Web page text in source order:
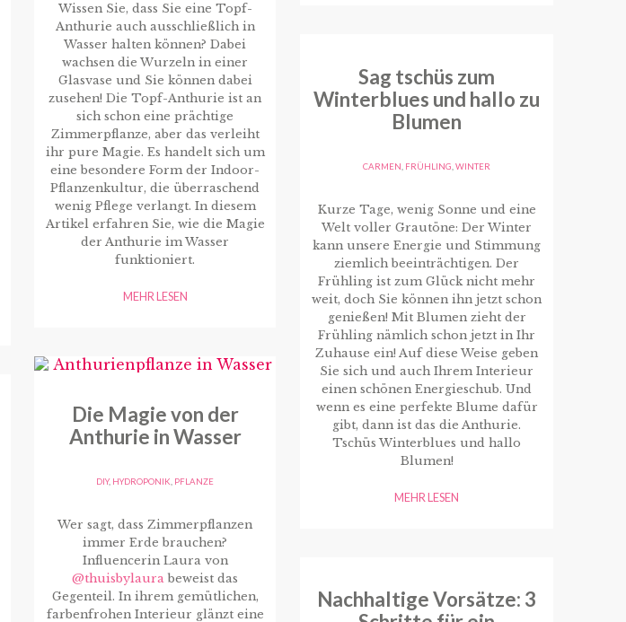
Wissen Sie, dass Sie eine Topf-
Anthurie auch ausschließlich in
Wasser halten können? Dabei
wachsen die Wurzeln in einer
Glasvase und Sie können dabei
zusehen! Die Topf-Anthurie ist an
sich schon eine prächtige
Zimmerpflanze, aber das verleiht
ihr pure Magie. Es handelt sich um
eine besondere Form der Indoor-
Pflanzenkultur, die überraschend
wenig Pflege verlangt. In diesem
Artikel erfahren Sie, wie die Magie
der Anthurie im Wasser
funktioniert.
MEHR LESEN
Die Magie von der
Anthurie in Wasser
DIY, HYDROPONIK, PFLANZE
Wer sagt, dass Zimmerpflanzen
immer Erde brauchen?
Influencerin Laura von
@thuisbylaura beweist das
Gegenteil. In ihrem gemütlichen,
farbenfrohen Interieur glänzt eine
Sag tschüs zum
Winterblues und hallo zu
Blumen
CARMEN FRÜHLING ,WINTER
Kurze Tage, wenig Sonne und eine
Welt voller Grautöne: Der Winter
kann unsere Energie und Stimmung
ziemlich beeinträchtigen. Der
Frühling ist zum Glück nicht mehr
weit, doch Sie können ihn jetzt schon
genießen! Mit Blumen zieht der
Frühling nämlich schon jetzt in Ihr
Zuhause ein! Auf diese Weise geben
Sie sich und auch Ihrem Interieur
einen schönen Energieschub. Und
wenn es eine perfekte Blume dafür
gibt, dann ist das die Anthurie.
Tschüs Winterblues und hallo
Blumen!
MEHR LESEN
Nachhaltige Vorsätze: 3